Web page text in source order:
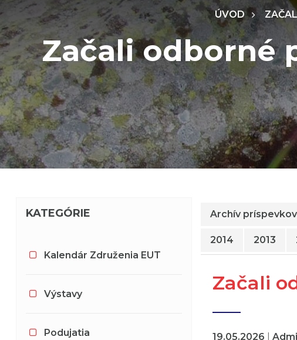
ÚVOD
Začali odborné
KATEGÓRIE
Kalendár Združenia EUT
Výstavy
Podujatia
Archív príspevkov
2014 2013
Začali
19.05.2026